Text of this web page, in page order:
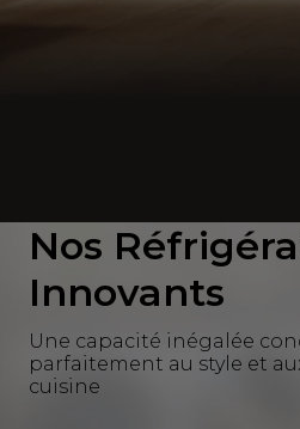
Nos
Innovants
Une capacité inégalée
parfaitement au style et
cuisine